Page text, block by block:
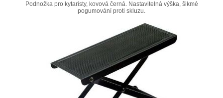
Podnožka pro kytaristy, kovová černá. Nastavitelná výška, šikmé
pogumování proti skluzu.